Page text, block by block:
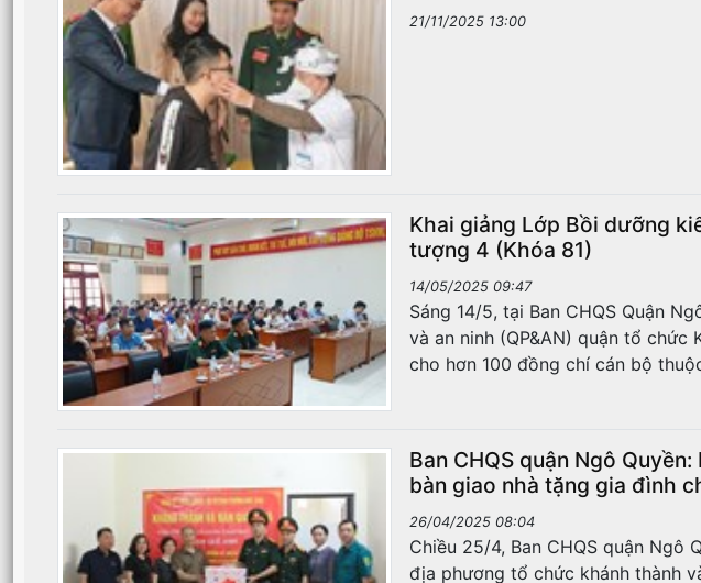
21/11/2025 13:00
Khai giảng Lớp Bồi dưỡng
tượng 4 (Khóa 81)
14/05/2025 09:47
Sáng 14/5, tại Ban CHQS Quận
và an ninh (QP&AN) quận tổ chức
cho hơn 100 đồng chí cán bộ
Ban CHQS quận Ngô
bàn giao nhà tặng gia đình
26/04/2025 08:04
Chiều 25/4, Ban CHQS quận Ngô
địa phương tổ chức khánh thành